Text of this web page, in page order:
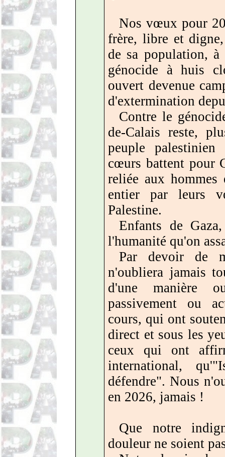
Nos vœux pour
frère, libre et
de sa population,
génocide à huis
ouvert devenue
d'extermination
Contre le
de-Calais reste,
peuple
cœurs battent pour
reliée aux
entier par leurs
Palestine.
Enfants de
l'humanité qu'on
Par devoir de
n'oubliera jamais
d'une manière
passivement ou
cours, qui ont
direct et sous les
ceux qui ont
international,
défendre". Nous
en 2026, jamais !
Que notre
douleur ne soient